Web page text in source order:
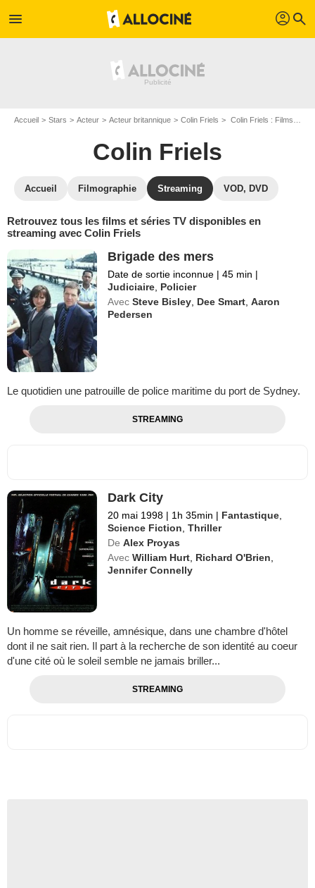
menu profil search
Accueil Stars Acteur Acteur britannique Colin Friels Colin Friels : Films et séries online
Colin Friels
Accueil Filmographie Streaming VOD, DVD
Retrouvez tous les films et séries TV disponibles en
streaming avec Colin Friels
Brigade des mers
Date de sortie inconnue | 45 min |
Judiciaire Policier
Avec Steve Bisley Dee Smart ,Aaron
Pedersen
Le quotidien une patrouille de police maritime du port de Sydney.
STREAMING
Dark City
20 mai 1998 | 1h 35min | Fantastique
Science Fiction ,Thriller
De Alex Proyas
Avec William Hurt Richard O'Brien
Jennifer Connelly
Un homme se réveille, amnésique, dans une chambre d'hôtel
dont il ne sait rien. Il part à la recherche de son identité au coeur
d'une cité où le soleil semble ne jamais briller...
STREAMING